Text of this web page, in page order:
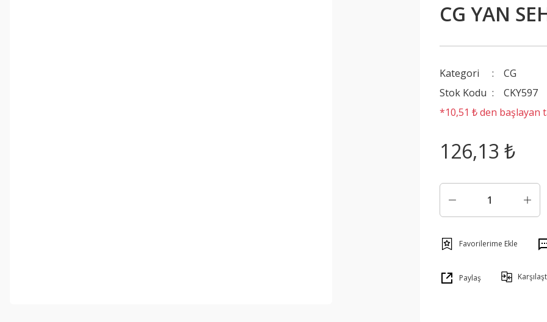
CG YAN
Kategori
CG
Stok Kodu
CKY597
*10,51 ₺ den başlayan
126,13 ₺
Paylaş